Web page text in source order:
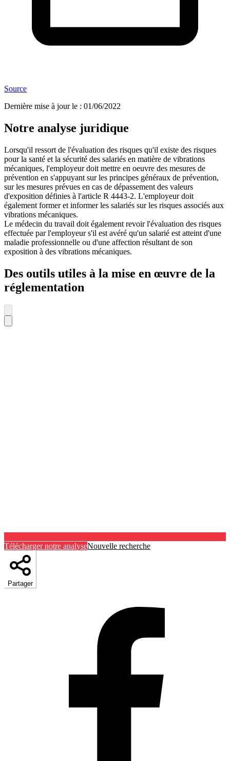
Source
Dernière mise à jour le : 01/06/2022
Notre analyse juridique
Lorsqu'il ressort de l'évaluation des risques qu'il existe des risques
pour la santé et la sécurité des salariés en matière de vibrations
mécaniques, l'employeur doit mettre en oeuvre des mesures de
prévention en s'appuyant sur les principes généraux de prévention,
sur les mesures prévues en cas de dépassement des valeurs
d'exposition définies à l'article R 4443-2. L'employeur doit
également former et informer les salariés sur les risques associés aux
vibrations mécaniques.
Le médecin du travail doit également revoir l'évaluation des risques
effectuée par l'employeur s'il est avéré qu'un salarié est atteint d'une
maladie professionnelle ou d'une affection résultant de son
exposition à des vibrations mécaniques.
Des outils utiles à la mise en œuvre de la
réglementation
Télécharger notre analyseNouvelle recherche
Partager